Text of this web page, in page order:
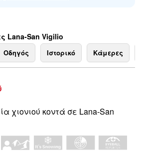
Lana-San Vigilio
Οδηγός Ιστορικό Κάμερες
χιονιού κοντά σε Lana-San